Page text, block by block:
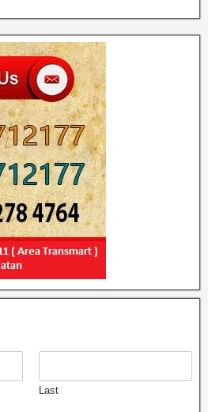
Last